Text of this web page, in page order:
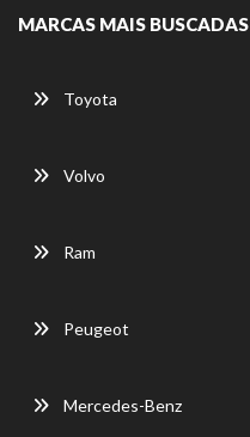
MARCAS MAIS BUSCADAS
Toyota
Volvo
Ram
Peugeot
Mercedes-Benz